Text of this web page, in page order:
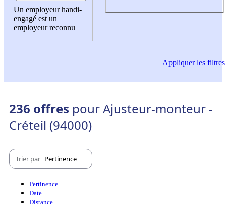
Un employeur handi-
engagé est un
employeur reconnu
Appliquerles filtres
236 offres pour Ajusteur-monteur -
Créteil (94000)
Trier par Pertinence
Pertinence
Date
Distance